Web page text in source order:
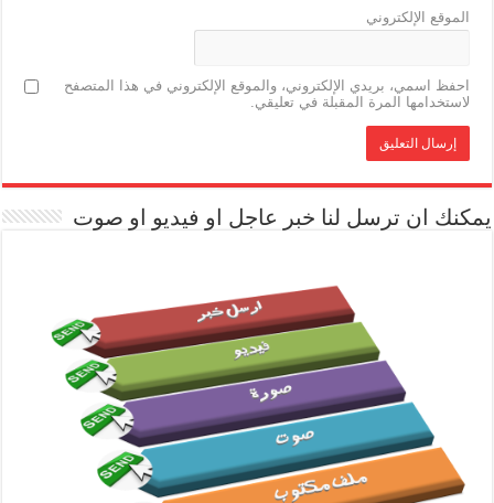
الموقع الإلكتروني
احفظ اسمي، بريدي الإلكتروني، والموقع الإلكتروني في هذا المتصفح
لاستخدامها المرة المقبلة في تعليقي.
يمكنك ان ترسل لنا خبر عاجل او فيديو او صوت